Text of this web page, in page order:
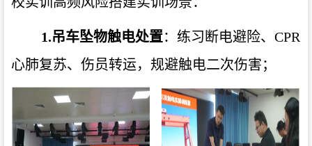
1.吊车坠物触电处置：练习断电避险、CPR
心肺复苏、伤员转运，规避触电二次伤害；